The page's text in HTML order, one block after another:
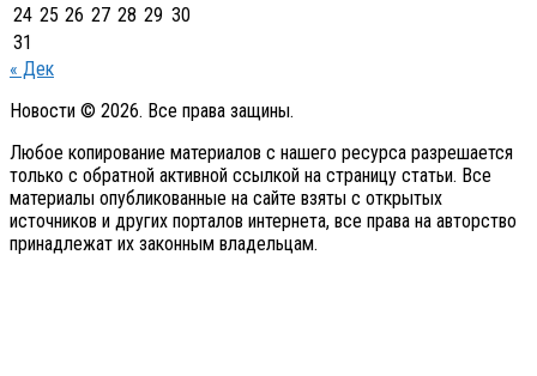
24 25 26 27 28 29 30
31
« Дек
Новости © 2026. Все права защины.
Любое копирование материалов с нашего ресурса разрешается
только с обратной активной ссылкой на страницу статьи. Все
материалы опубликованные на сайте взяты с открытых
источников и других порталов интернета, все права на авторство
принадлежат их законным владельцам.